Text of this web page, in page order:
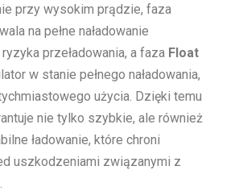
przy wysokim prądzie, faza
na pełne naładowanie
przeładowania, a faza Float
w stanie pełnego naładowania,
użycia. Dzięki temu
nie tylko szybkie, ale również
ładowanie, które chroni
uszkodzeniami związanymi z